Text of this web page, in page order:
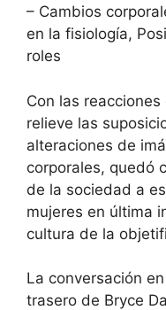
– Cambios
en la fisiología,
roles
Con las
relieve las
alteraciones de
corporales, quedó
de la sociedad a
mujeres en última
cultura de la
La conversación
trasero de Bryce